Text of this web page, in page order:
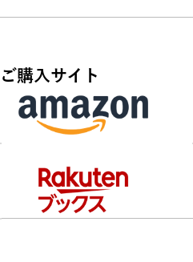
最難関が待ち受ける！
★ジャンボ漢字超ジグザグワーズ
変わり種問題も楽しい！
ご購入サイト